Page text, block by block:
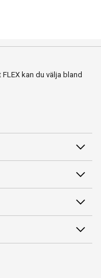
kan du välja bland